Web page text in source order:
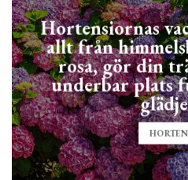
Hortensiornas
allt från
rosa, gör din
underbar plats